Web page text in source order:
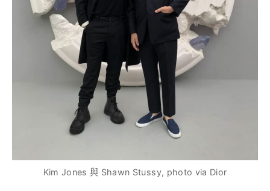
Kim Jones 與 Shawn Stussy, photo via Dior